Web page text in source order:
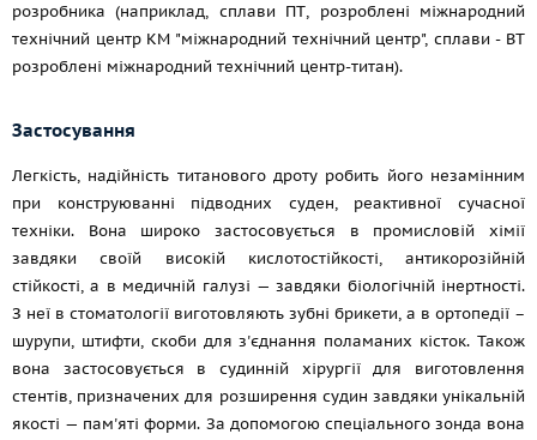
розробника (наприклад, сплави ПТ, розроблені міжнародний
технічний центр КМ "міжнародний технічний центр", сплави - ВТ
розроблені міжнародний технічний центр-титан).
Застосування
Легкість, надійність титанового дроту робить його незамінним
при конструюванні підводних суден, реактивної сучасної
техніки. Вона широко застосовується в промисловій хімії
завдяки своїй високій кислотостійкості, антикорозійній
стійкості, а в медичній галузі — завдяки біологічній інертності.
З неї в стоматології виготовляють зубні брикети, а в ортопедії –
шурупи, штифти, скоби для з'єднання поламаних кісток. Також
вона застосовується в судинній хірургії для виготовлення
стентів, призначених для розширення судин завдяки унікальній
якості — пам'яті форми. За допомогою спеціального зонда вона